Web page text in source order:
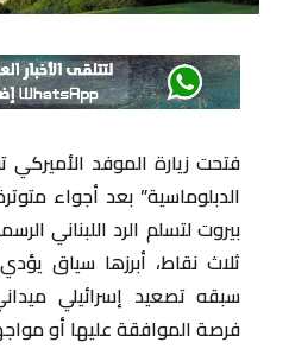
فتحت زيارة الموفد الأميركي
الدبلوماسية” بعد أجواء
بيروت لتسلم الرد اللبناني
ثلاث نقاط، أبرزها سياق
سبقه تصعيد إسرائيلي
فرصة الموافقة عليها أو